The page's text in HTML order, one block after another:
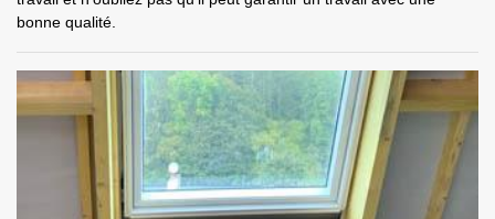
bonne qualité.